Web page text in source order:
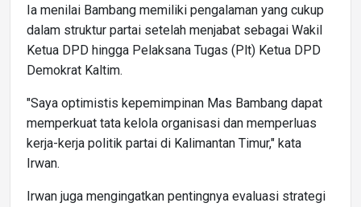
Ia menilai Bambang memiliki pengalaman yang cukup
dalam struktur partai setelah menjabat sebagai Wakil
Ketua DPD hingga Pelaksana Tugas (Plt) Ketua DPD
Demokrat Kaltim.
"Saya optimistis kepemimpinan Mas Bambang dapat
memperkuat tata kelola organisasi dan memperluas
kerja-kerja politik partai di Kalimantan Timur," kata
Irwan.
Irwan juga mengingatkan pentingnya evaluasi strategi